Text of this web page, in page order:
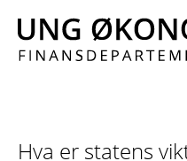
innhold
Hva er statens